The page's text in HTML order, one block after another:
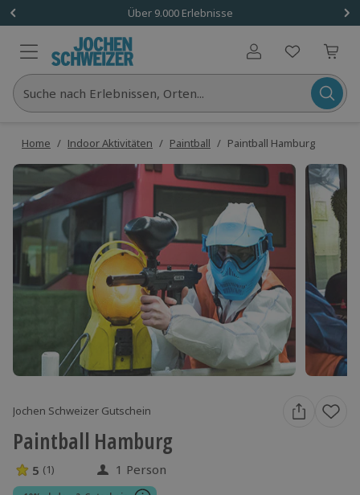
Über 9.000 Erlebnisse
Benutzerkonto
Suche nach Erlebnissen, Orten...
Home / Indoor Aktivitäten / Paintball / Paintball Hamburg
Jochen Schweizer Gutschein
Paintball Hamburg
5 Sterne von 5 aus 1 Bewertungen
5 (1) 1 Person